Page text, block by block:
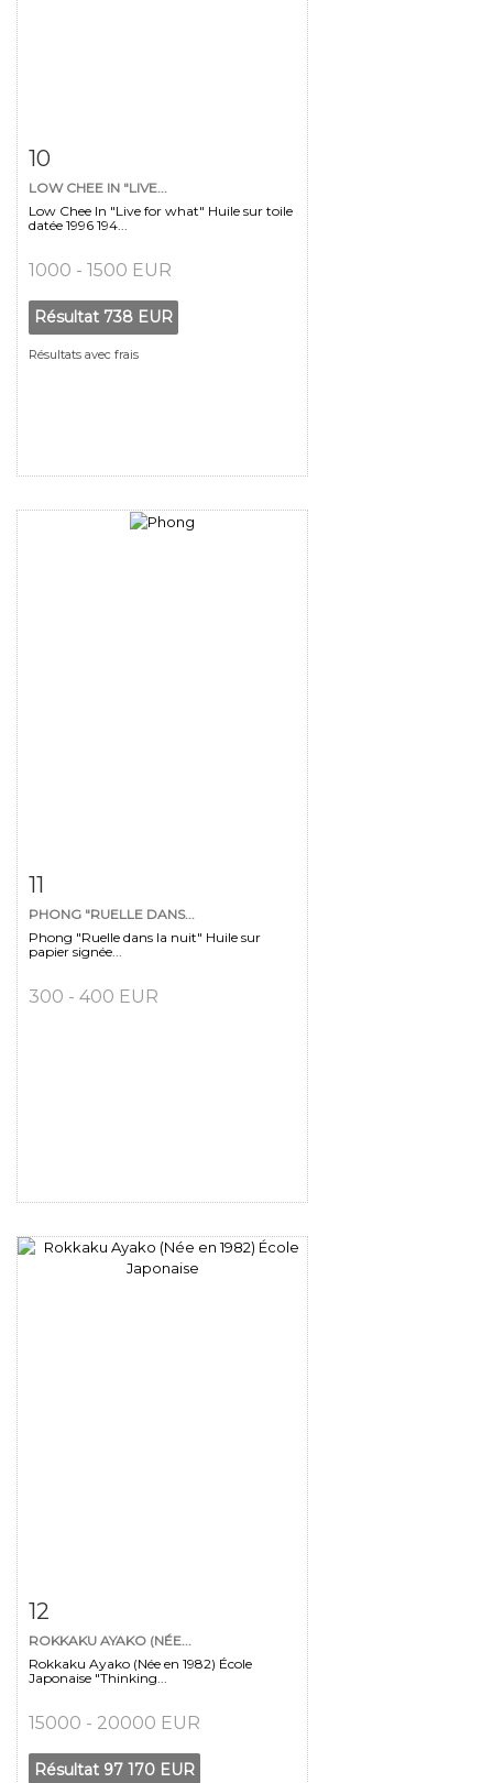
Fiche détaillée
10
LOW CHEE IN "LIVE...
Low Chee In "Live for what" Huile sur toile
datée 1996 194...
1000 - 1500 EUR
Résultat 738 EUR
Résultats avec frais
Fiche détaillée
11
PHONG "RUELLE DANS...
Phong "Ruelle dans la nuit" Huile sur
papier signée...
300 - 400 EUR
Fiche détaillée
12
ROKKAKU AYAKO (NÉE...
Rokkaku Ayako (Née en 1982) École
Japonaise "Thinking...
15000 - 20000 EUR
Résultat 97 170 EUR